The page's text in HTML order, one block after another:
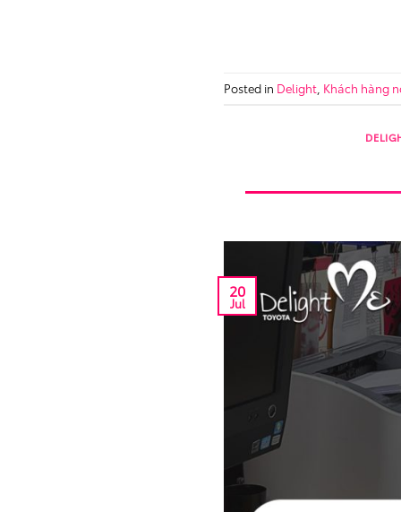
Posted in Delight, Khách hàng
20
Jul